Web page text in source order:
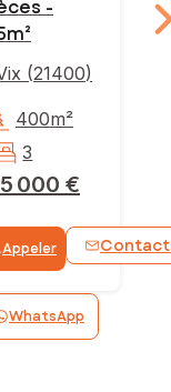
WhatsApp
-
(21400)
000 €
400m²
3
Appeler